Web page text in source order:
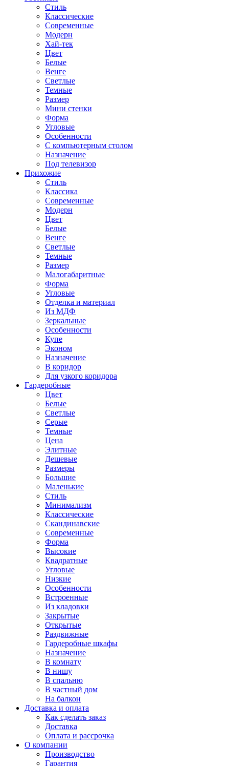
Стиль
Классические
Современные
Модерн
Хай-тек
Цвет
Белые
Венге
Светлые
Темные
Размер
Мини стенки
Форма
Угловые
Особенности
С компьютерным столом
Назначение
Под телевизор
Прихожие
Стиль
Классика
Современные
Модерн
Цвет
Белые
Венге
Светлые
Темные
Размер
Малогабаритные
Форма
Угловые
Отделка и материал
Из МДФ
Зеркальные
Особенности
Купе
Эконом
Назначение
В коридор
Для узкого коридора
Гардеробные
Цвет
Белые
Светлые
Серые
Темные
Цена
Элитные
Дешевые
Размеры
Большие
Маленькие
Стиль
Минимализм
Классические
Скандинавские
Современные
Форма
Высокие
Квадратные
Угловые
Низкие
Особенности
Встроенные
Из кладовки
Закрытые
Открытые
Раздвижные
Гардеробные шкафы
Назначение
В комнату
В нишу
В спальню
В частный дом
На балкон
Доставка и оплата
Как сделать заказ
Доставка
Оплата и рассрочка
О компании
Производство
Гарантия